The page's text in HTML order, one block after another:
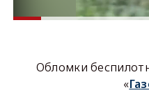
Обломки
«